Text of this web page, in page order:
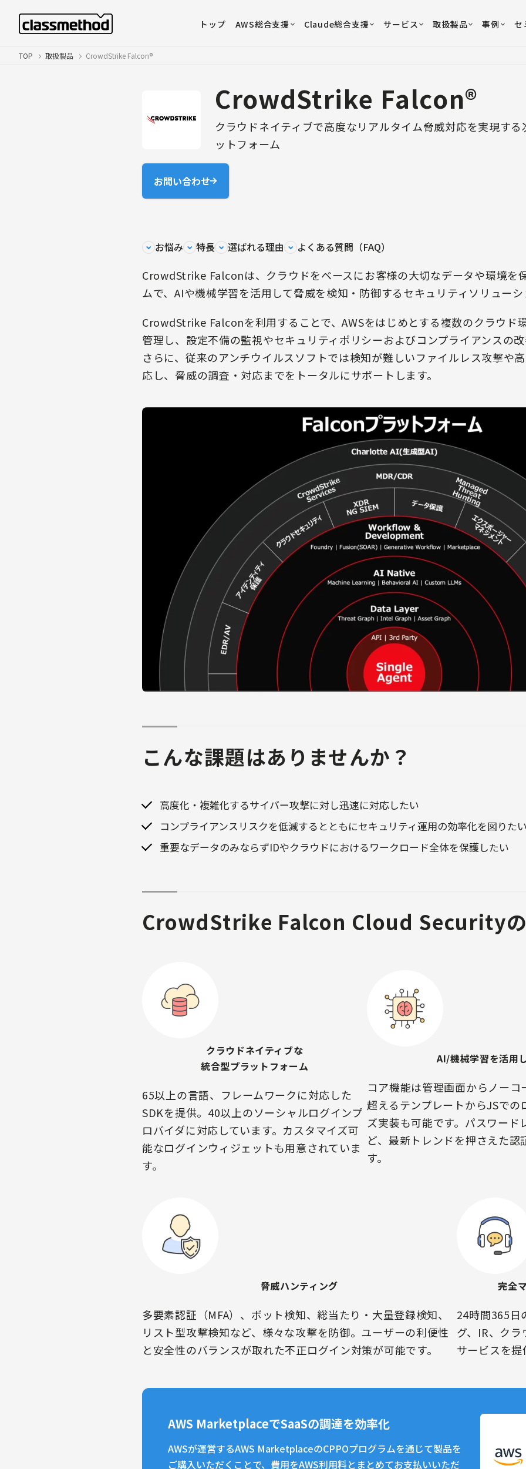
トップ AWS総合支援 Claude総合支援 サービス 取扱製品 事例 セ
TOP 取扱製品 CrowdStrike Falcon®
CrowdStrike Falcon®
クラウドネイティブで高度なリアルタイム脅威対応を実現す
ットフォーム
お問い合わせ
お悩み 特長 選ばれる理由 よくある質問（FAQ）
CrowdStrike Falconは、クラウドをベースにお客様の大切なデータや環境を
ムで、AIや機械学習を活用して脅威を検知・防御するセキュリティソリューシ
CrowdStrike Falconを利用することで、AWSをはじめとする複数のクラウド
管理し、設定不備の監視やセキュリティポリシーおよびコンプライアンスの改
さらに、従来のアンチウイルスソフトでは検知が難しいファイルレス攻撃や
応し、脅威の調査・対応までをトータルにサポートします。
こんな課題はありませんか？
高度化・複雑化するサイバー攻撃に対し迅速に対応したい
コンプライアンスリスクを低減するとともにセキュリティ運用の効率化を図りたい
重要なデータのみならずIDやクラウドにおけるワークロード全体を保護したい
CrowdStrike Falcon Cloud Securityの
クラウドネイティブな
統合型プラットフォーム
65以上の言語、フレームワークに対応した
SDKを提供。40以上のソーシャルログインプ
ロバイダに対応しています。カスタマイズ可
能なログインウィジェットも用意されていま
す。
AI/機械学習を活用
コア機能は管理画面からノー
超えるテンプレートからJSでの
ズ実装も可能です。パスワード
ど、最新トレンドを押さえた認
す。
脅威ハンティング
多要素認証（MFA）、ボット検知、総当たり・大量登録検知、
リスト型攻撃検知など、様々な攻撃を防御。ユーザーの利便性
と安全性のバランスが取れた不正ログイン対策が可能です。
完全
24時間365日
グ、IR、クラ
サービスを提
AWS MarketplaceでSaaSの調達を効率化
AWSが運営するAWS MarketplaceのCPPOプログラムを通じて製品を
ご購入いただくことで、費用をAWS利用料とまとめてお支払いいただ